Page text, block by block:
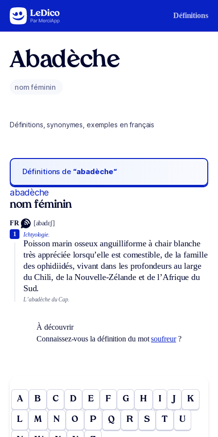
Aller au contenu Définitions
Abadèche
nom féminin
Définitions, synonymes, exemples en français
Définitions de “abadèche“
abadèche
nom féminin
FR [abadɛʃ]
Ichtyologie.
Poisson marin osseux anguilliforme à chair blanche
très appréciée lorsqu’elle est comestible, de la famille
des ophidiidés, vivant dans les profondeurs au large
du Chili, de la Nouvelle-Zélande et de l’Afrique du
Sud.
1
L’abadèche du Cap.
À découvrir
Connaissez-vous la définition du motsoufreur?
A B C D E F G H I J K
L M N O P Q R S T U